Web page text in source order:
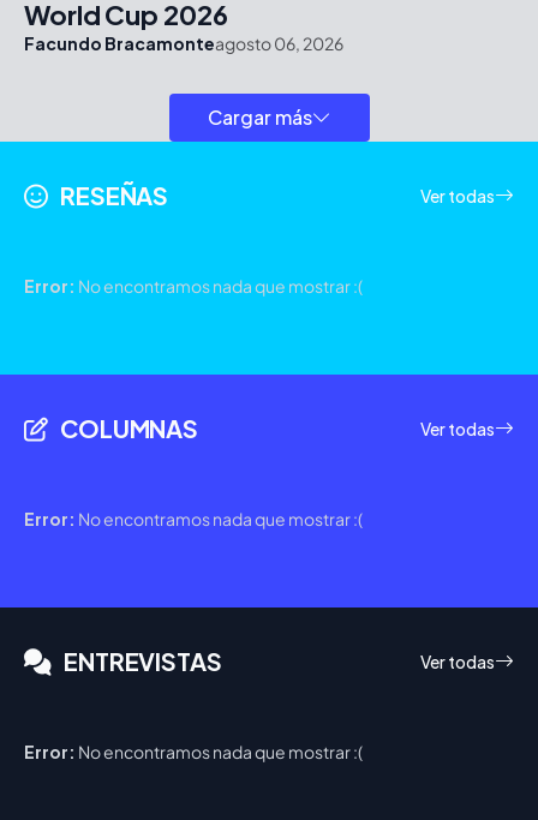
World Cup 2026
Facundo Bracamonteagosto 06, 2026
Cargar más
RESEÑAS Ver todas
Error: No encontramos nada que mostrar :(
COLUMNAS Ver todas
Error: No encontramos nada que mostrar :(
ENTREVISTAS Ver todas
Error: No encontramos nada que mostrar :(